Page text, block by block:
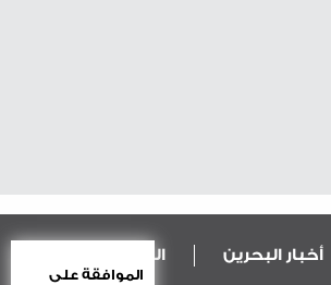
أخبار البحرين المال و الاقتصاد
الموافقة على